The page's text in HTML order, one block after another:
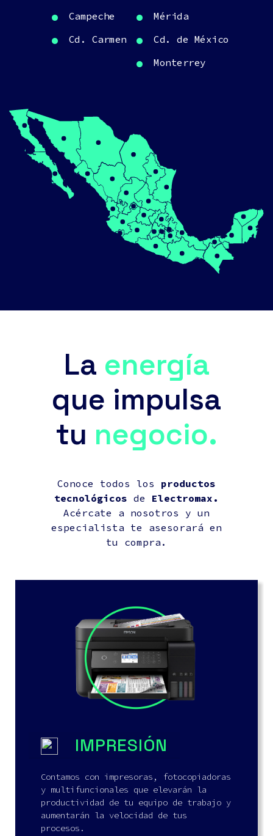
Campeche
Cd. Carmen
Mérida
Cd. de México
Monterrey
La energía
que impulsa
tu negocio.
Conoce todos los productos
tecnológicos de Electromax.
Acércate a nosotros y un
especialista te asesorará en
tu compra.
IMPRESIÓN
Contamos con impresoras, fotocopiadoras
y multifuncionales que elevarán la
productividad de tu equipo de trabajo y
aumentarán la velocidad de tus
procesos.